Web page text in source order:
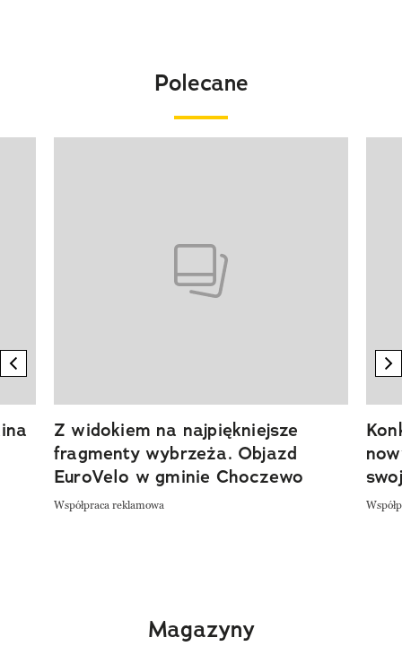
Polecane
previous element
Z widokiem na najpiękniejsze
fragmenty wybrzeża. Objazd
EuroVelo w gminie Choczewo
Współpraca reklamowa
Magazyny